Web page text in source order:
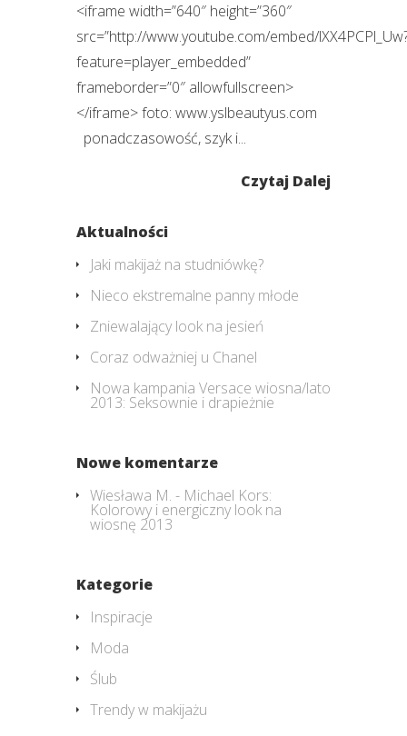
<iframe width=”640″ height=”360″
src=”http://www.youtube.com/embed/
feature=player_embedded”
frameborder=”0″ allowfullscreen>
</iframe> foto: www.yslbeautyus.com
ponadczasowość, szyk i...
Czytaj Dalej
Aktualności
Jaki makijaż na studniówkę?
Nieco ekstremalne panny młode
Zniewalający look na jesień
Coraz odważniej u Chanel
Nowa kampania Versace wiosna/lato
2013: Seksownie i drapieżnie
Nowe komentarze
Wiesława M. - Michael Kors:
Kolorowy i energiczny look na
wiosnę 2013
Kategorie
Inspiracje
Moda
Ślub
Trendy w makijażu